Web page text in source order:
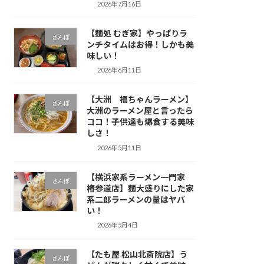
2026年7月16日
さんぽ
【麺処 むぎ家】やっぱりラ
ンチタイムはお得！しかも美
味しい！
2026年6月11日
さんぽ
【大洲 福ちゃんラーメン】
大洲のラーメン屋と言ったら
ココ！子供達も爆食する美味
しさ！
2026年5月11日
さんぽ
【横浜家系ラーメン一門家
椿参道店】麺大盛りにした家
系二郎ラーメンの量はヤバ
い！
2026年5月4日
さんぽ
【たも屋 松山北斎院店】う